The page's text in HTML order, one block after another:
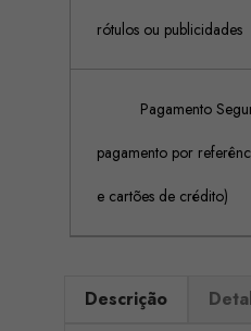
rótulos ou publicidades
Pagamento
pagamento por
e cartões de crédito)
Descrição